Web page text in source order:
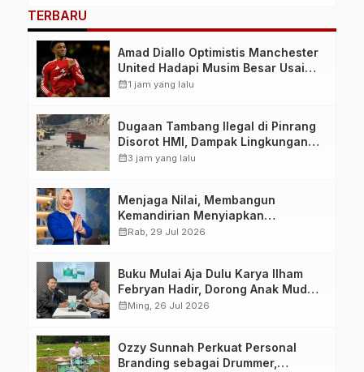
TERBARU
Amad Diallo Optimistis Manchester
United Hadapi Musim Besar Usai
Imbang 1-1 Lawan PSG
calendar_month1 jam yang lalu
Dugaan Tambang Ilegal di Pinrang
Disorot HMI, Dampak Lingkungan
Jadi Perhatian
calendar_month3 jam yang lalu
Menjaga Nilai, Membangun
Kemandirian Menyiapkan
Kepemimpinan Ekonomi Perempuan
Jamaah
calendar_monthRab, 29 Jul 2026
Buku Mulai Aja Dulu Karya Ilham
Febryan Hadir, Dorong Anak Muda
Berhenti Menunda dan Mulai
calendar_monthMing, 26 Jul 2026
Ozzy Sunnah Perkuat Personal
Branding sebagai Drummer,